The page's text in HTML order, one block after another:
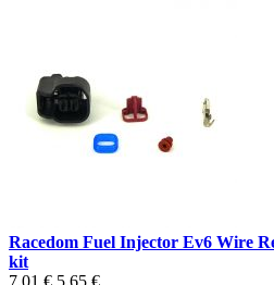
Racedom Fuel Injector Ev6 Wire
kit
7,01 € 5,65 €